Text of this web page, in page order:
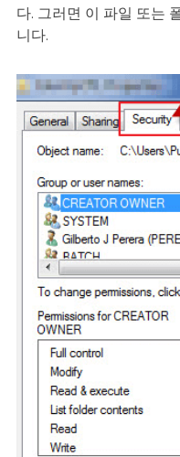
다. 그러면 이 파일 또는
니다.